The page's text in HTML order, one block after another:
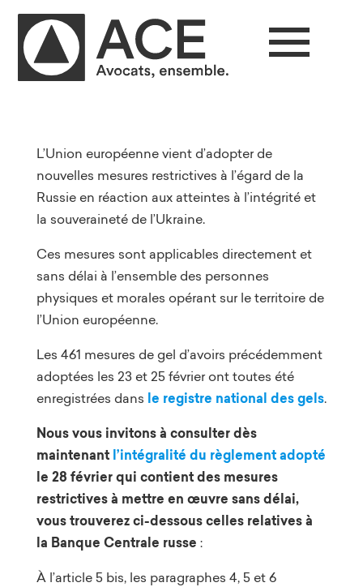
L’Union européenne vient d’adopter de
nouvelles mesures restrictives à l’égard de la
Russie en réaction aux atteintes à l’intégrité et
la souveraineté de l’Ukraine.
Ces mesures sont applicables directement et
sans délai à l’ensemble des personnes
physiques et morales opérant sur le territoire de
l’Union européenne.
Les 461 mesures de gel d’avoirs précédemment
adoptées les 23 et 25 février ont toutes été
enregistrées dans le registre national des gels.
Nous vous invitons à consulter dès
maintenant l’intégralité du règlement adopté
le 28 février qui contient des mesures
restrictives à mettre en œuvre sans délai,
vous trouverez ci-dessous celles relatives à
la Banque Centrale russe :
À l’article 5 bis, les paragraphes 4, 5 et 6